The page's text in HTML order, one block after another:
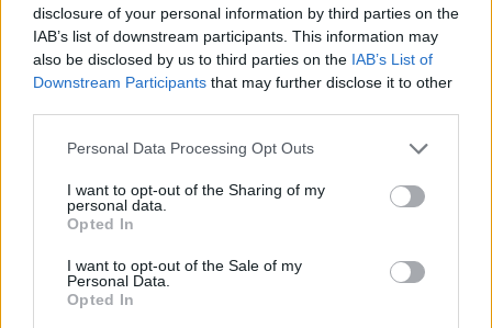
disclosure of your personal information by third parties on the
IAB’s list of downstream participants. This information may
also be disclosed by us to third parties on the IAB’s List of
Downstream Participants that may further disclose it to other
Please note that this website/app uses one or more Google
not limited to your visit or usage behaviour. You may click to
grant or deny consent to Google and its third-party tags to
use your data for below specified purposes in below Google
consent section.
Personal Data Processing Opt Outs
I want to opt-out of the Sharing of my
personal data.
Opted In
I want to opt-out of the Sale of my
Personal Data.
Opted In
OTP Lakástakaréknál